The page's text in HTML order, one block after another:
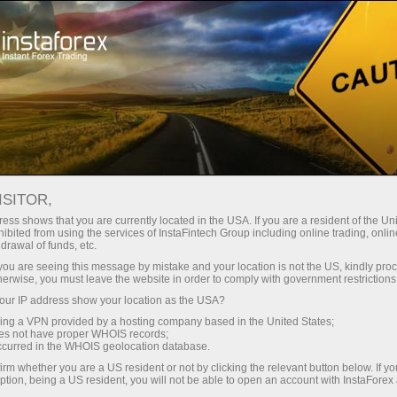
Avec InstaForex, vous accédez à
compétitives : effet de levier
jusqu’à 1:5000, parmi les meilleurs
spreads et commissions du
marché, ainsi que des conditions
avantageuses pour le trading
d’actions et d’indices.
Spreads
Bonus de 30 %
sur chaque dépôt
Vitesse
dans le trading et sur l’autoroute
shows that you are currently located in the USA. If you are a resident of the
from using the services of InstaFintech Group including online trading,
of funds, etc.
are seeing this message by mistake and your location is not the US, kindly
you must leave the website in order to comply with government
IP address show your location as the USA?
a VPN provided by a hosting company based in the United States;
not have proper WHOIS records;
in the WHOIS geolocation database.
whether you are a US resident or not by clicking the relevant button below. If
being a US resident, you will not be able to open an account with InstaForex